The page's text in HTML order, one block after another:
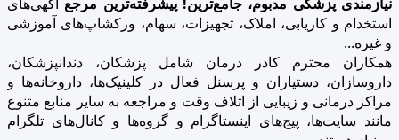
استخدام و کاریابی، املاک، تجهیزات، سهام، ورکشاپ‌های آموزشی
و غیره...
همکاران محترم کادر درمان شامل پزشکان، دندانپزشکان،
داروسازان، دستیاران و پرسنل فعال در کلینیک‌ها، داروخانه‌ها و
مراکز درمانی و زیبایی از اتلاف وقت و مراجعه به سایر منابع متنوع
مانند سایت‌ها، پیج‌های اینستاگرام و گروه‌ها و کانال‌های تلگرام